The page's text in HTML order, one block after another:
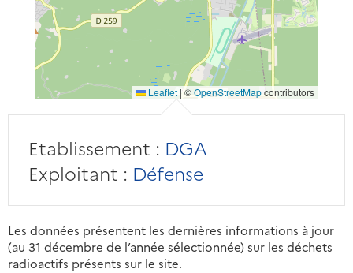
Leaflet | ©OpenStreetMapcontributors
Etablissement : DGA
Exploitant : Défense
Les données présentent les dernières informations à jour
(au 31 décembre de l’année sélectionnée) sur les déchets
radioactifs présents sur le site.